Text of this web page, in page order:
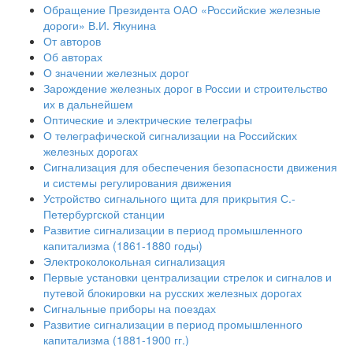
Обращение Президента ОАО «Российские железные
дороги» В.И. Якунина
От авторов
Об авторах
О значении железных дорог
Зарождение железных дорог в России и строительство
их в дальнейшем
Оптические и электрические телеграфы
О телеграфической сигнализации на Российских
железных дорогах
Сигнализация для обеспечения безопасности движения
и системы регулирования движения
Устройство сигнального щита для прикрытия С.-
Петербургской станции
Развитие сигнализации в период промышленного
капитализма (1861-1880 годы)
Электроколокольная сигнализация
Первые установки централизации стрелок и сигналов и
путевой блокировки на русских железных дорогах
Сигнальные приборы на поездах
Развитие сигнализации в период промышленного
капитализма (1881-1900 гг.)